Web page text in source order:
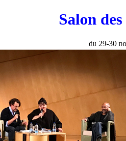
Salon
du 29-30